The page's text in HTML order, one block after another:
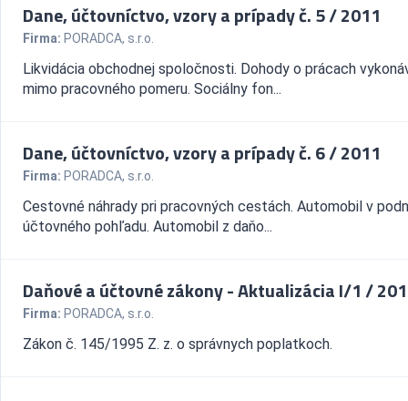
Dane, účtovníctvo, vzory a prípady č. 5 / 2011
Firma: PORADCA, s.r.o.
Likvidácia obchodnej spoločnosti. Dohody o prácach
mimo pracovného pomeru. Sociálny fon...
Dane, účtovníctvo, vzory a prípady č. 6 / 2011
Firma: PORADCA, s.r.o.
Cestovné náhrady pri pracovných cestách. Automobil v
účtovného pohľadu. Automobil z daňo...
Daňové a účtovné zákony - Aktualizácia I/1 /
Firma: PORADCA, s.r.o.
Zákon č. 145/1995 Z. z. o správnych poplatkoch.